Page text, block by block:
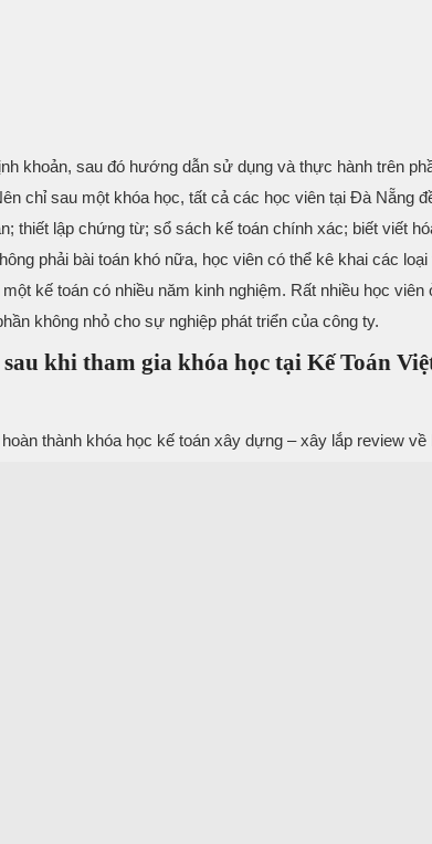
khoản, sau đó hướng dẫn sử dụng và thực hành trên
chỉ sau một khóa học, tất cả các học viên tại Đà Nẵng
thiết lập chứng từ; sổ sách kế toán chính xác; biết viết
phải bài toán khó nữa, học viên có thể kê khai các
kế toán có nhiều năm kinh nghiệm. Rất nhiều học
không nhỏ cho sự nghiệp phát triển của công ty.
khi tham gia khóa học tại Kế Toán
thành khóa học kế toán xây dựng – xây lắp review về